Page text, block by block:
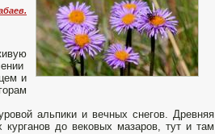
и
альпики и вечных снегов. Древняя
до вековых мазаров, тут и там